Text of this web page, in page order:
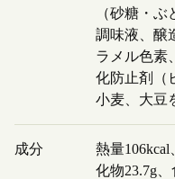
（砂糖・
調味液、醸
ラメル色素
化防止剤（
小麦、大豆
成分
熱量
化物23.7g